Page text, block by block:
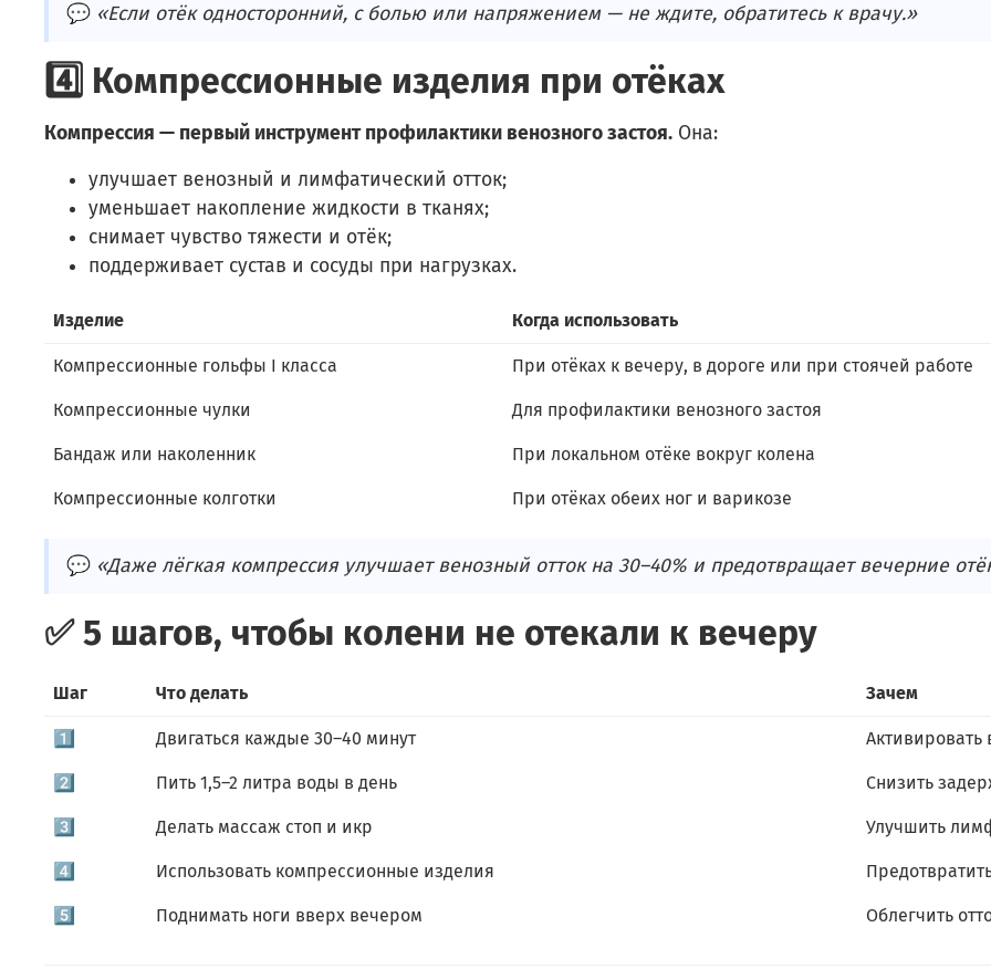
💬 «Если отёк односторонний, с болью или напряжением — не ждите, обратитесь к врачу.»
4️⃣ Компрессионные изделия при отёках
Компрессия — первый инструмент профилактики венозного застоя. Она:
улучшает венозный и лимфатический отток;
уменьшает накопление жидкости в тканях;
снимает чувство тяжести и отёк;
поддерживает сустав и сосуды при нагрузках.
Изделие Когда использовать
Компрессионные гольфы I класса При отёках к вечеру, в дороге или при стоячей работе
Компрессионные чулки Для профилактики венозного застоя
Бандаж или наколенник При локальном отёке вокруг колена
Компрессионные колготки При отёках обеих ног и варикозе
💬 «Даже лёгкая компрессия улучшает венозный отток на 30–40% и предотвращает вечерние
✅ 5 шагов, чтобы колени не отекали к вечеру
Шаг Что делать Зачем
1️⃣ Двигаться каждые 30–40 минут Активировать
2️⃣ Пить 1,5–2 литра воды в день Снизить
3️⃣ Делать массаж стоп и икр Улучшить
4️⃣ Использовать компрессионные изделия
5️⃣ Поднимать ноги вверх вечером Облегчить